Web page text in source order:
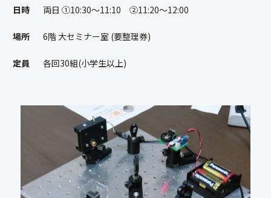
日時 両日 ①10:30〜11:10 ②11:20〜12:00
場所 6階 大セミナー室 (要整理券)
定員 各回30組(小学生以上)